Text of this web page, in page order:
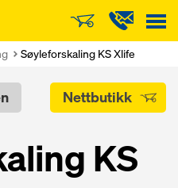
Søyleforskaling KS Xlife
Nettbutikk
KS